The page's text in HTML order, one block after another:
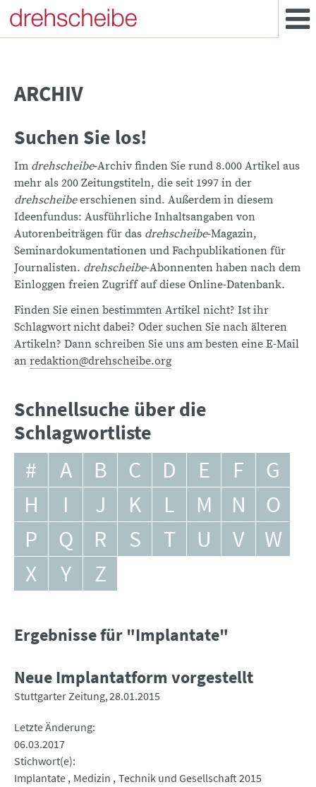
ARCHIV
Suchen Sie los!
Im drehscheibe-Archiv finden Sie rund 8.000 Artikel aus
mehr als 200 Zeitungstiteln, die seit 1997 in der
drehscheibeerschienen sind. Außerdem in diesem
Ideenfundus: Ausführliche Inhaltsangaben von
Autorenbeiträgen für das drehscheibe-Magazin,
Seminardokumentationen und Fachpublikationen für
Journalisten. drehscheibe-Abonnenten haben nach dem
Einloggen freien Zugriff auf diese Online-Datenbank.
Finden Sie einen bestimmten Artikel nicht? Ist ihr
Schlagwort nicht dabei? Oder suchen Sie nach älteren
Artikeln? Dann schreiben Sie uns am besten eine E-Mail
an redaktion@drehscheibe.org
Schnellsuche über die
Schlagwortliste
# A B C D E F
G
H
I J K L M N
O
P
Q R S T U V
W
X
Y Z
Ergebnisse für "Implantate"
Neue Implantatform vorgestellt
Stuttgarter Zeitung 28.01.2015
Letzte Änderung
06.03.2017
Stichwort(e)
Implantate Medizin Technik und Gesellschaft 2015